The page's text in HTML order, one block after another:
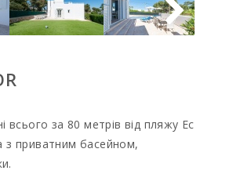
за 80 метрів від пляжу Ес
з приватним басейном,